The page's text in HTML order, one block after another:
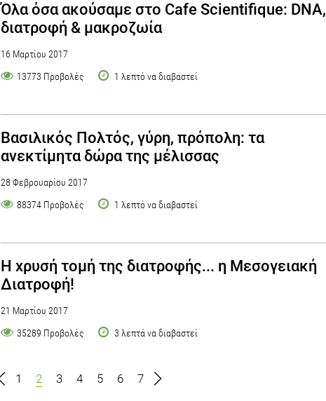
Όλα όσα ακούσαμε στο Cafe Scientifique: DNA,
διατροφή & μακροζωία
16 Μαρτίου 2017
13773 Προβολές
1 λεπτό να διαβαστεί
Βασιλικός Πολτός, γύρη, πρόπολη: τα
ανεκτίμητα δώρα της μέλισσας
28 Φεβρουαρίου 2017
88374 Προβολές
1 λεπτό να διαβαστεί
Η χρυσή τομή της διατροφής... η Μεσογειακή
Διατροφή!
21 Μαρτίου 2017
35289 Προβολές
3 λεπτά να διαβαστεί
1 2 3 4 5 6 7